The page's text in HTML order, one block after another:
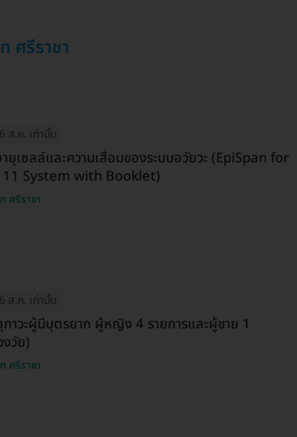
ศรีราชา
ส.ค. เท่านั้น
ยุเซลล์และความเสื่อมของระบบอวัยวะ (EpiSpan for
System with Booklet)
ศรีราชา
ส.ค. เท่านั้น
ภาวะผู้มีบุตรยาก ผู้หญิง 4 รายการและผู้ชาย 1
งวัย)
ศรีราชา